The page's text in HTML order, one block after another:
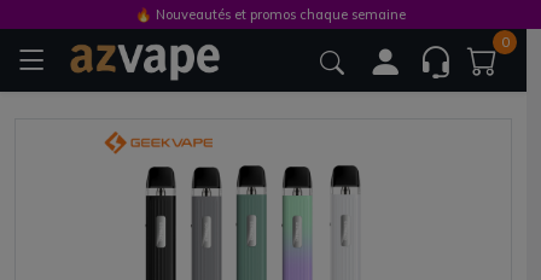
0
🔥 Nouveautés et promos chaque semaine